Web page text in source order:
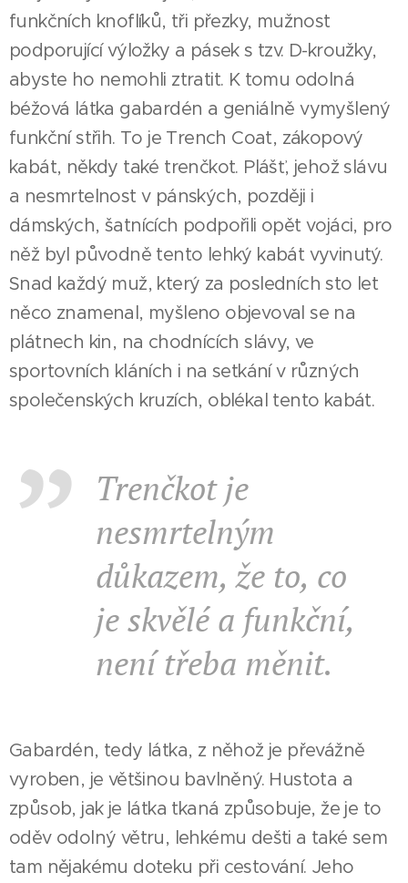
funkčních knoflíků, tři přezky, mužnost
podporující výložky a pásek s tzv. D-kroužky,
abyste ho nemohli ztratit. K tomu odolná
béžová látka gabardén a geniálně vymyšlený
funkční střih. To je Trench Coat, zákopový
kabát, někdy také trenčkot. Plášť, jehož slávu
a nesmrtelnost v pánských, později i
dámských, šatnících podpořili opět vojáci, pro
něž byl původně tento lehký kabát vyvinutý.
Snad každý muž, který za posledních sto let
něco znamenal, myšleno objevoval se na
plátnech kin, na chodnících slávy, ve
sportovních kláních i na setkání v různých
společenských kruzích, oblékal tento kabát.
Trenčkot je
nesmrtelným
důkazem, že to, co
je skvělé a funkční,
není třeba měnit.
Gabardén, tedy látka, z něhož je převážně
vyroben, je většinou bavlněný. Hustota a
způsob, jak je látka tkaná způsobuje, že je to
oděv odolný větru, lehkému dešti a také sem
tam nějakému doteku při cestování. Jeho